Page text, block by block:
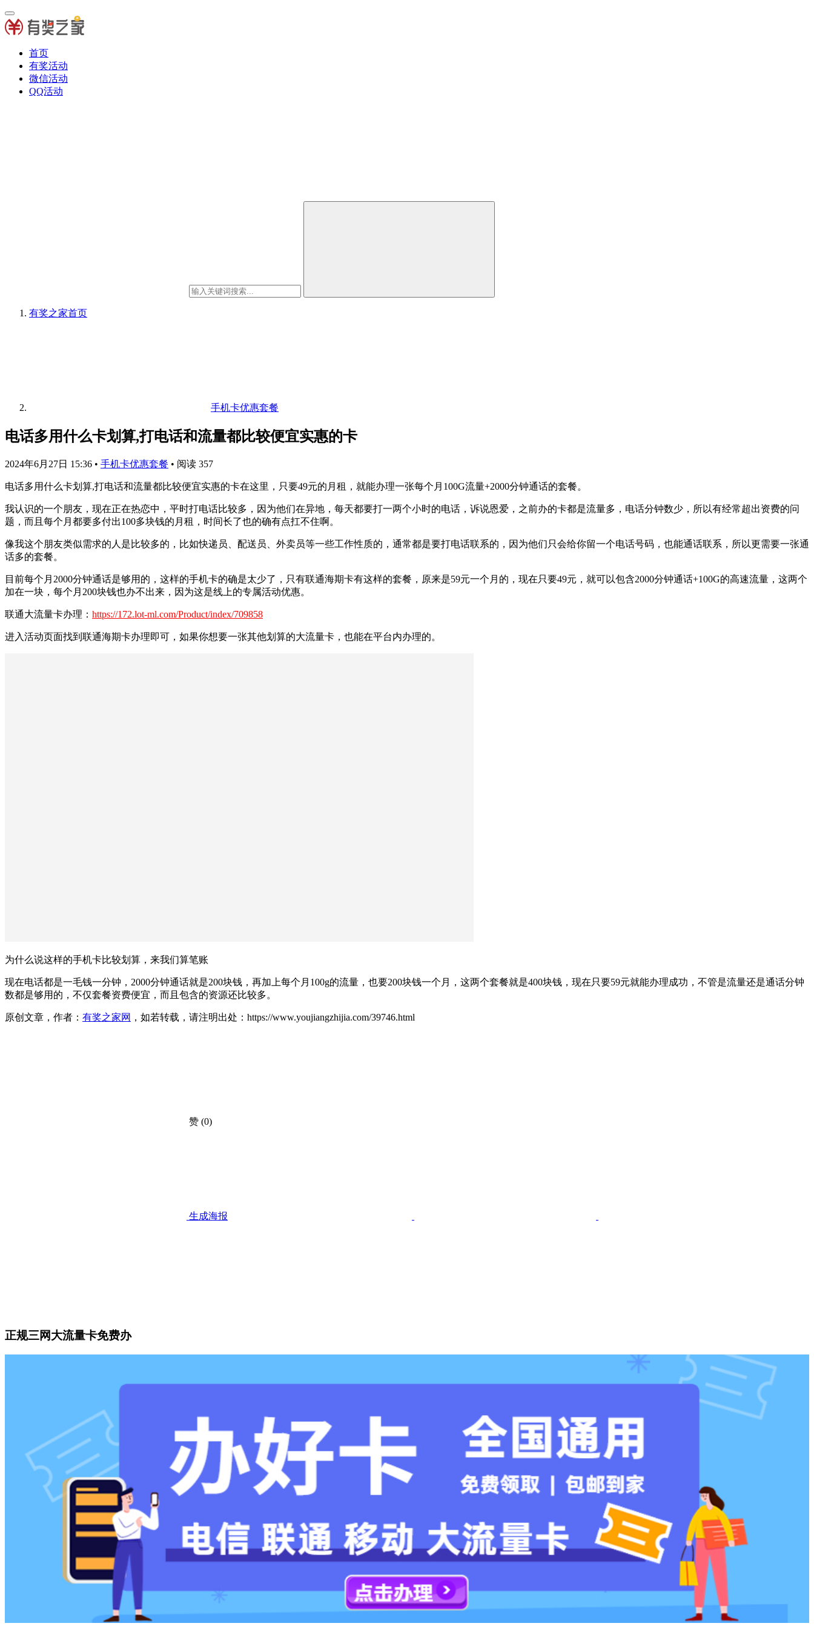
首页
有奖活动
微信活动
QQ活动
有奖之家首页
手机卡优惠套餐
电话多用什么卡划算,打电话和流量都比较便宜实惠的卡
2024年6月27日 15:36 • 手机卡优惠套餐 • 阅读 357
电话多用什么卡划算,打电话和流量都比较便宜实惠的卡在这里，只要49元的月租，就能办理一张每个月100G流量+2000分钟通话的套餐。
我认识的一个朋友，现在正在热恋中，平时打电话比较多，因为他们在异地，每天都要打一两个小时的电话，诉说恩爱，之前办的卡都是流量多，电话分钟数少，所以有经常超出资费的问
题，而且每个月都要多付出100多块钱的月租，时间长了也的确有点扛不住啊。
像我这个朋友类似需求的人是比较多的，比如快递员、配送员、外卖员等一些工作性质的，通常都是要打电话联系的，因为他们只会给你留一个电话号码，也能通话联系，所以更需要一张通
话多的套餐。
目前每个月2000分钟通话是够用的，这样的手机卡的确是太少了，只有联通海期卡有这样的套餐，原来是59元一个月的，现在只要49元，就可以包含2000分钟通话+100G的高速流量，这两个
加在一块，每个月200块钱也办不出来，因为这是线上的专属活动优惠。
联通大流量卡办理： https://172.lot-ml.com/Product/index/709858
进入活动页面找到联通海期卡办理即可，如果你想要一张其他划算的大流量卡，也能在平台内办理的。
为什么说这样的手机卡比较划算，来我们算笔账
现在电话都是一毛钱一分钟，2000分钟通话就是200块钱，再加上每个月100g的流量，也要200块钱一个月，这两个套餐就是400块钱，现在只要59元就能办理成功，不管是流量还是通话分钟
数都是够用的，不仅套餐资费便宜，而且包含的资源还比较多。
原创文章，作者： 有奖之家网 ，如若转载，请注明出处：https://www.youjiangzhijia.com/39746.html
赞 (0)
生成海报
正规三网大流量卡免费办